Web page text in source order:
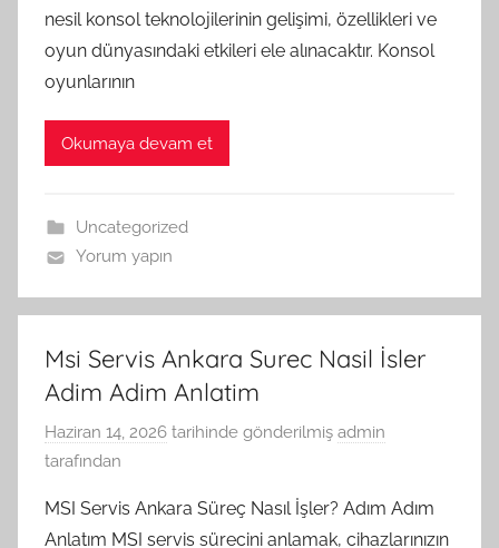
nesil konsol teknolojilerinin gelişimi, özellikleri ve
oyun dünyasındaki etkileri ele alınacaktır. Konsol
oyunlarının
Okumaya devam et
Uncategorized
Yorum yapın
Msi Servis Ankara Surec Nasil İsler
Adim Adim Anlatim
Haziran 14, 2026 tarihinde gönderilmiş admin
tarafından
MSI Servis Ankara Süreç Nasıl İşler? Adım Adım
Anlatım MSI servis sürecini anlamak, cihazlarınızın